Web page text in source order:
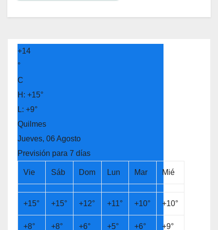
+14
°
C
H: +15°
L: +9°
Quilmes
Jueves, 06 Agosto
Previsión para 7 días
Vie Sáb Dom Lun Mar Mié
+15° +15° +12° +11° +10° +10°
+8° +8° +6° +5° +6° +9°